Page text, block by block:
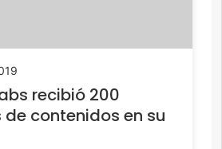
recibió 200
contenidos en su